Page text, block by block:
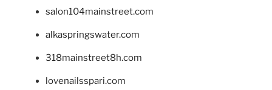
salon104mainstreet.com
alkaspringswater.com
318mainstreet8h.com
lovenailsspari.com